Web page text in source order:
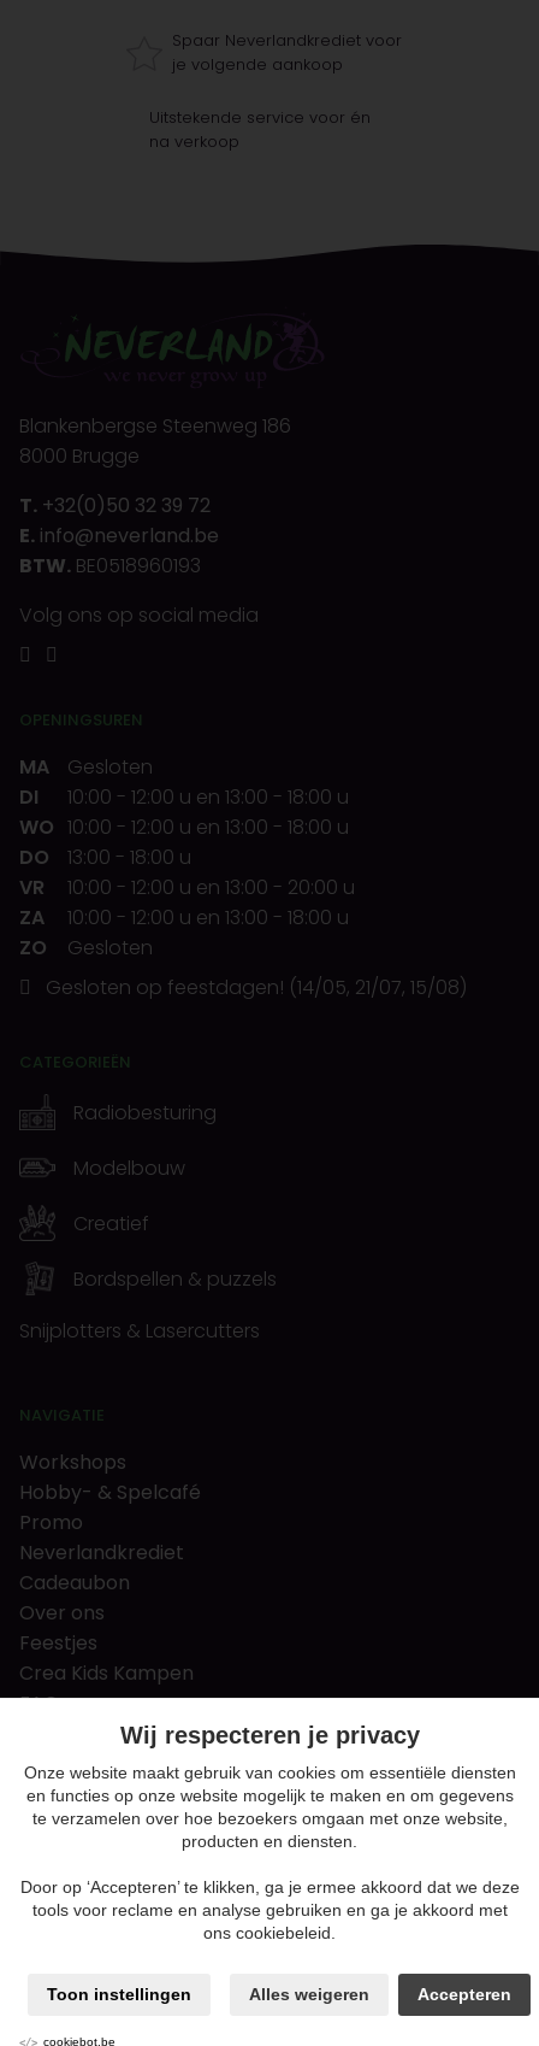
Spaar Neverlandkrediet voor
je volgende aankoop
Uitstekende service voor én
na verkoop
Blankenbergse Steenweg 186
8000 Brugge
T. +32(0)50 32 39 72
E. info@neverland.be
BTW. BE0518960193
Volg ons op social media
OPENINGSUREN
MA
Gesloten
DI
10:00 - 12:00 u en 13:00 - 18:00 u
WO 10:00 - 12:00 u en 13:00 - 18:00 u
DO
13:00 - 18:00 u
VR
10:00 - 12:00 u en 13:00 - 20:00 u
ZA
10:00 - 12:00 u en 13:00 - 18:00 u
ZO
Gesloten
Gesloten op feestdagen! (14/05, 21/07, 15/08)
CATEGORIEËN
Radiobesturing
Modelbouw
Creatief
Bordspellen & puzzels
Snijplotters & Lasercutters
NAVIGATIE
Workshops
Hobby- & Spelcafé
Promo
Neverlandkrediet
Cadeaubon
Over ons
Feestjes
Crea Kids Kampen
FAQ
Tips & tricks
Contact
Nieuws & Vacatures
Algemene voorwaarden
Privacy en cookie policy
Sitemap
Wij respecteren je privacy
Onze website maakt gebruik van cookies om essentiële diensten
en functies op onze website mogelijk te maken en om gegevens
te verzamelen over hoe bezoekers omgaan met onze website,
producten en diensten.
Door op ‘Accepteren’ te klikken, ga je ermee akkoord dat we deze
tools voor reclame en analyse gebruiken en ga je akkoord met
ons cookiebeleid.
Toon instellingen Alles weigeren Accepteren
cookiebot.be